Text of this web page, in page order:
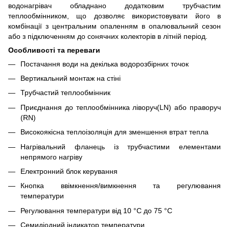
водонагрівач обладнано додатковим трубчастим
теплообмінником, що дозволяє використовувати його в
комбінації з центральним опаленням в опалювальний сезон
або з підключенням до сонячних колекторів в літній період.
Особливості та переваги
Постачання води на декілька водорозбірних точок
Вертикальний монтаж на стіні
Трубчастий теплообмінник
Приєднання до теплообмінника ліворуч(LN) або праворуч
(RN)
Високоякісна теплоізоляція для зменшення втрат тепла
Нагрівальний фланець із трубчастими елементами
непрямого нагріву
Електронний блок керування
Кнопка ввімкнення/вимкнення та регулювання
температури
Регулювання температури від 10 °C до 75 °C
Семидіодний індикатор температури